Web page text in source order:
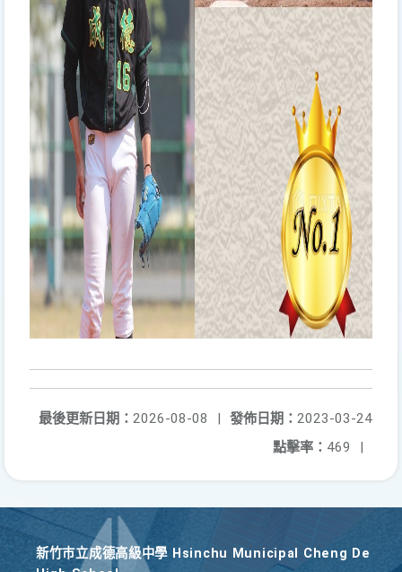
發佈日期： 2023-03-24
最後更新日期： 2026-08-08
|
點擊率： 469 |
新竹巿立成德高級中學 Hsinchu Municipal Cheng De